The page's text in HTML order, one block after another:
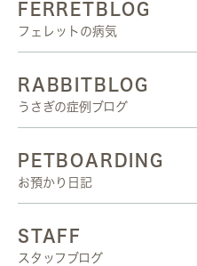
FERRETBLOG
フェレットの病気
RABBITBLOG
うさぎの症例ブログ
PETBOARDING
お預かり日記
STAFF
スタッフブログ